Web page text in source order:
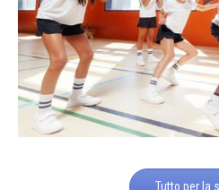
Tutto per la